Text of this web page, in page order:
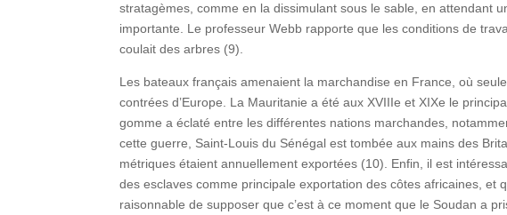
stratagèmes, comme en la dissimulant sous le sable, en attendant
importante. Le professeur Webb rapporte que les conditions de
coulait des arbres (9).
Les bateaux français amenaient la marchandise en France, où
contrées d’Europe. La Mauritanie a été aux XVIIIe et XIXe le
gomme a éclaté entre les différentes nations marchandes,
cette guerre, Saint-Louis du Sénégal est tombée aux mains des
métriques étaient annuellement exportées (10). Enfin, il est
des esclaves comme principale exportation des côtes africaines,
raisonnable de supposer que c’est à ce moment que le Soudan a